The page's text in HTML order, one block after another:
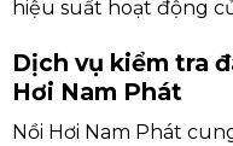
hiệu suất hoạt động
Dịch vụ kiểm tra
Hơi Nam Phát
Nồi Hơi Nam Phát